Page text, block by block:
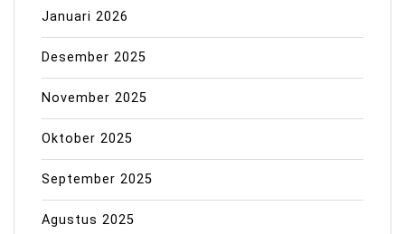
Januari 2026
Desember 2025
November 2025
Oktober 2025
September 2025
Agustus 2025